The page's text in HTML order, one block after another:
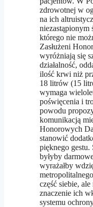
zdrowotnej w
na ich
niezastąpionym
którego nie
Zasłużeni
wyróżniają się
działalność,
ilość krwi niż
18 litrów (15
wymaga
poświęcenia i
powodu
komunikacją
Honorowych
stanowić
pięknego
byłyby
wyrażałby
część siebie,
znaczenie ich
systemu